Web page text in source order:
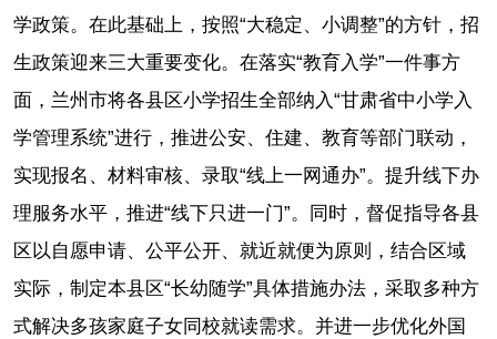
学政策。在此基础上，按照“大稳定、小调整”的方针，招
生政策迎来三大重要变化。在落实“教育入学”一件事方
面，兰州市将各县区小学招生全部纳入“甘肃省中小学入
学管理系统”进行，推进公安、住建、教育等部门联动，
实现报名、材料审核、录取“线上一网通办”。提升线下办
理服务水平，推进“线下只进一门”。同时，督促指导各县
区以自愿申请、公平公开、就近就便为原则，结合区域
实际，制定本县区“长幼随学”具体措施办法，采取多种方
式解决多孩家庭子女同校就读需求。并进一步优化外国